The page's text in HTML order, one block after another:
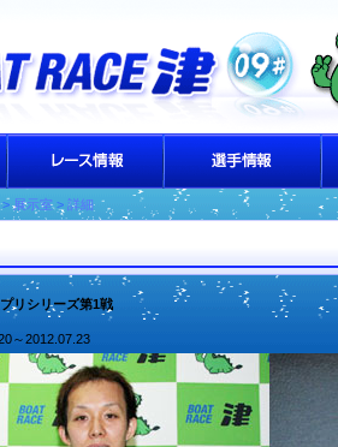
>展示室> 詳細
リシリーズ第1戦
～2012.07.23